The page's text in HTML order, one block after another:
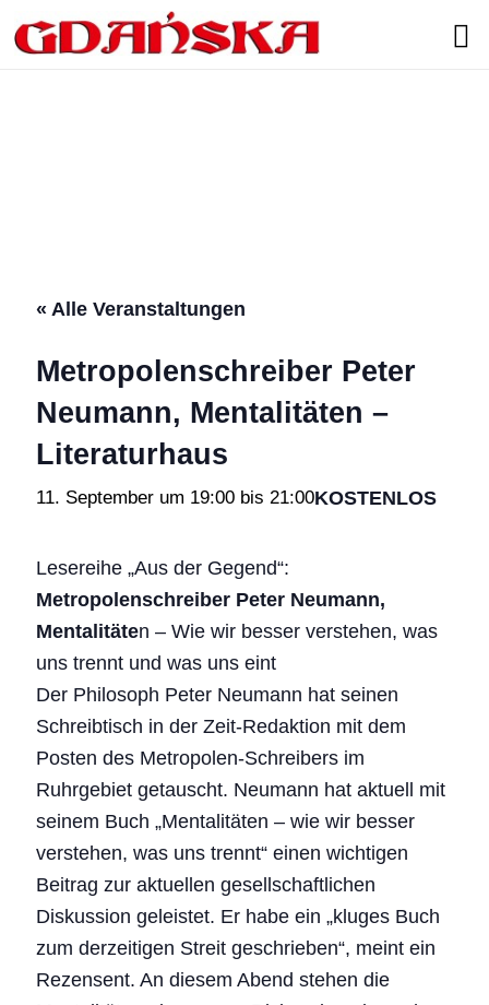
Search
« Alle Veranstaltungen
Metropolenschreiber Peter
Neumann, Mentalitäten –
Literaturhaus
11. September um 19:00 bis21:00KOSTENLOS
Lesereihe „Aus der Gegend“:
Metropolenschreiber Peter Neumann,
Mentalitäten – Wie wir besser verstehen, was
uns trennt und was uns eint
Der Philosoph Peter Neumann hat seinen
Schreibtisch in der Zeit-Redaktion mit dem
Posten des Metropolen-Schreibers im
Ruhrgebiet getauscht. Neumann hat aktuell mit
seinem Buch „Mentalitäten – wie wir besser
verstehen, was uns trennt“ einen wichtigen
Beitrag zur aktuellen gesellschaftlichen
Diskussion geleistet. Er habe ein „kluges Buch
zum derzeitigen Streit geschrieben“, meint ein
Rezensent. An diesem Abend stehen die